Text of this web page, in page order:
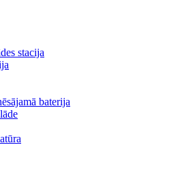
stacija
baterija